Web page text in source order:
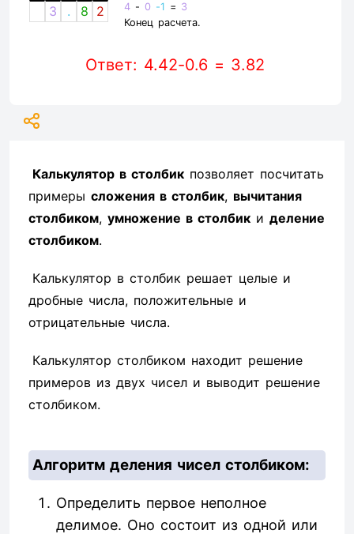
3
. 8 2
4- 0 -1 = 3
Конец расчета.
Ответ: 4.42-0.6 = 3.82
Калькулятор в столбик позволяет посчитать
примеры сложения в столбик, вычитания
столбиком, умножение в столбик и деление
столбиком.
Калькулятор в столбик решает целые и
дробные числа, положительные и
отрицательные числа.
Калькулятор столбиком находит решение
примеров из двух чисел и выводит решение
столбиком.
Алгоритм деления чисел столбиком:
Определить первое неполное
делимое. Оно состоит из одной или